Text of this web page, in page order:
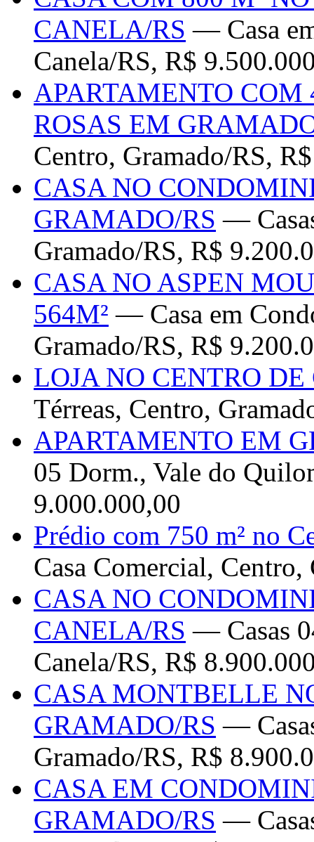
CANELA/RS — Casa
Canela/RS, R$
APARTAMENTO COM
ROSAS EM
Centro, Gramado/RS,
CASA NO
GRAMADO/RS —
Gramado/RS, R$
CASA NO ASPEN
564M² — Casa em
Gramado/RS, R$
LOJA NO CENTRO
Térreas, Centro,
APARTAMENTO EM
05 Dorm., Vale do
9.000.000,00
Prédio com 750 m² no
Casa Comercial,
CASA NO
CANELA/RS — Casas
Canela/RS, R$
CASA MONTBELLE
GRAMADO/RS —
Gramado/RS, R$
CASA EM
GRAMADO/RS —